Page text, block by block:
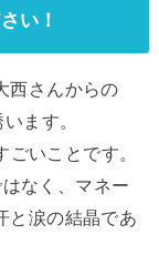
い！
西さんからの
ます。
いことです。
なく、マネー
と涙の結晶であ